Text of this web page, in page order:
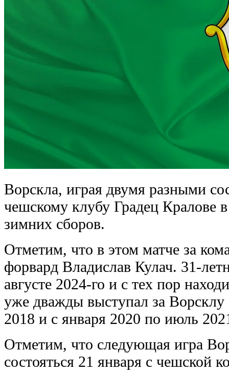
Ворскла, играя двумя разными
чешскому клубу Градец Кралове
зимних сборов.
Отметим, что в этом матче за
форвард Владислав Кулач. 31-
августе 2024-го и с тех пор
уже дважды выступал за
2018 и с января 2020 по июль
Отметим, что следующая игра
состояться 21 января с чешской